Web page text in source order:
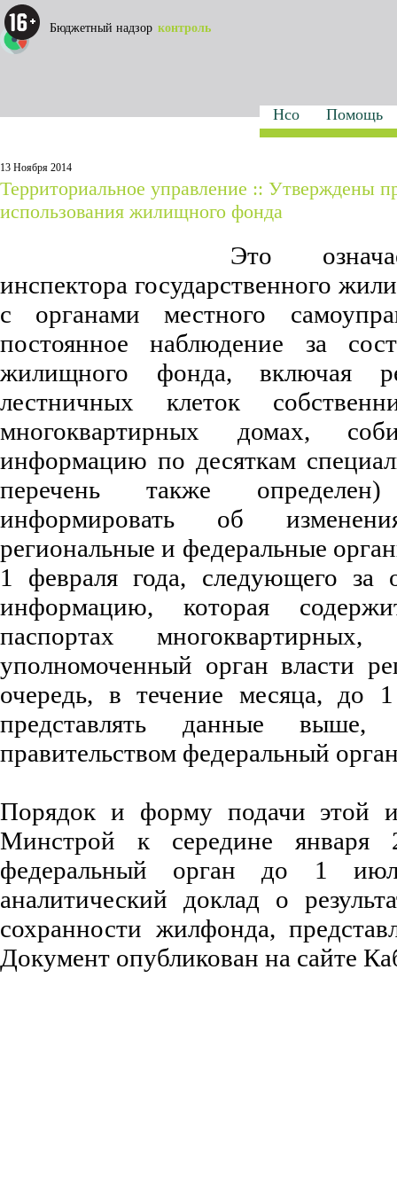
Нсо Помощь
Бюджетный надзор контроль
13 Ноября 2014
Территориальное управление :: Утверждены
использования жилищного фонда
Это
инспектора государственного
с органами местного
постоянное наблюдение за
жилищного фонда, включая
лестничных клеток
многоквартирных домах,
информацию по десяткам
перечень также
информировать об
региональные и федеральные
1 февраля года, следующего за
информацию, которая
паспортах
уполномоченный орган власти
очередь, в течение месяца, до
представлять данные выше,
правительством федеральный
Порядок и форму подачи этой
Минстрой к середине января
федеральный орган до 1
аналитический доклад о
сохранности жилфонда,
Документ опубликован на сайте